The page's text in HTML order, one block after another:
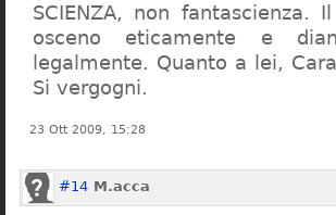
SCIENZA, non
osceno eticamente e
legalmente. Quanto a lei,
Si vergogni.
23 Ott 2009, 15:28
#14 M.acca